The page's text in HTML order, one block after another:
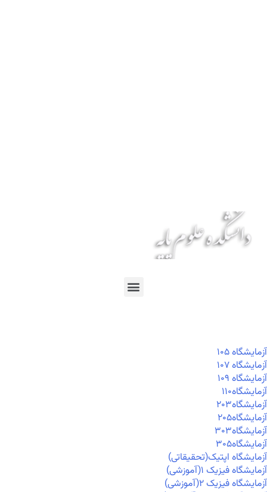
آزمايشگاه ۱۰۵
آزمايشگاه ۱۰۷
آزمايشگاه ۱۰۹
آزمايشگاه۱۱۰
آزمايشگاه۲۰۳
آزمايشگاه۲۰۵
آزمايشگاه۳۰۳
آزمايشگاه۳۰۵
آزمایشگاه اپتیک(تحقیقاتی)
آزمایشگاه فیزیک ۱(آموزشی)
آزمایشگاه فیزیک ۲(آموزشی)